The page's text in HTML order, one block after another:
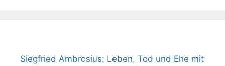
Siegfried Ambrosius: Leben, Tod und Ehe mit